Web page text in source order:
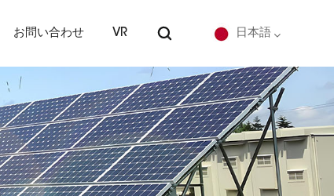
お問い合わせ VR 日本語
English
Deutsch
español